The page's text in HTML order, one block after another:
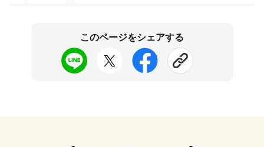
このページをシェアする